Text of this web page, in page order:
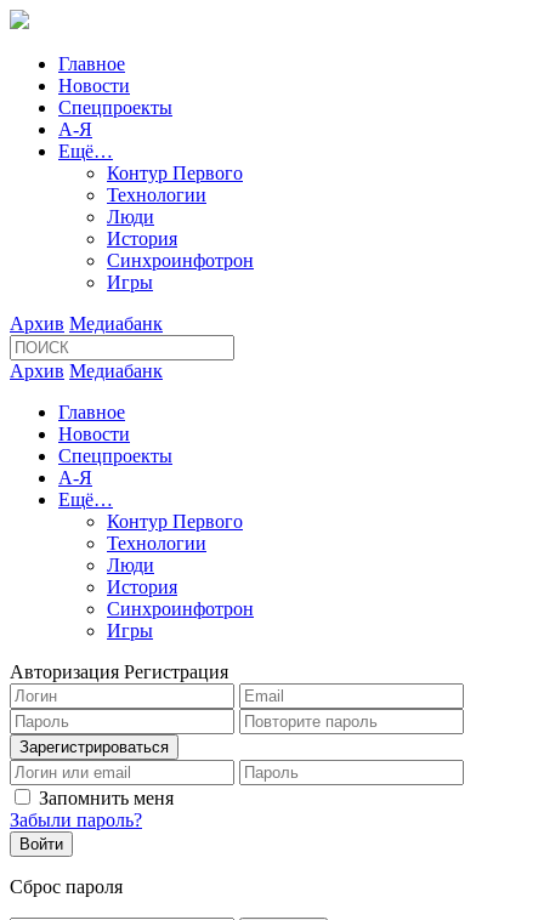
Главное
Новости
Спецпроекты
А-Я
Ещё…
Контур Первого
Технологии
Люди
История
Синхроинфотрон
Игры
Архив Медиабанк
Архив Медиабанк
Главное
Новости
Спецпроекты
А-Я
Ещё…
Контур Первого
Технологии
Люди
История
Синхроинфотрон
Игры
Авторизация Регистрация
Запомнить меня
Забыли пароль?
Сброс пароля